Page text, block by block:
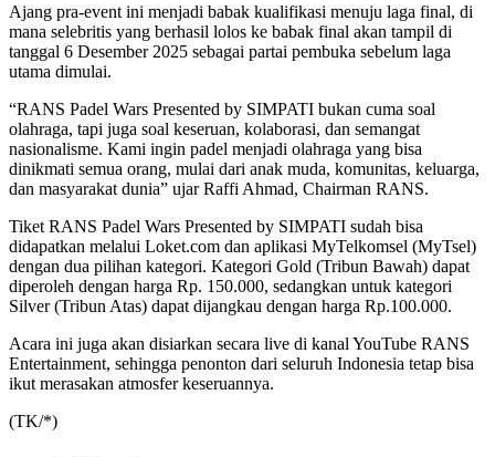
Ajang pra-event ini menjadi babak kualifikasi menuju laga final, di
mana selebritis yang berhasil lolos ke babak final akan tampil di
tanggal 6 Desember 2025 sebagai partai pembuka sebelum laga
utama dimulai.
“RANS Padel Wars Presented by SIMPATI bukan cuma soal
olahraga, tapi juga soal keseruan, kolaborasi, dan semangat
nasionalisme. Kami ingin padel menjadi olahraga yang bisa
dinikmati semua orang, mulai dari anak muda, komunitas, keluarga,
dan masyarakat dunia” ujar Raffi Ahmad, Chairman RANS.
Tiket RANS Padel Wars Presented by SIMPATI sudah bisa
didapatkan melalui Loket.com dan aplikasi MyTelkomsel (MyTsel)
dengan dua pilihan kategori. Kategori Gold (Tribun Bawah) dapat
diperoleh dengan harga Rp. 150.000, sedangkan untuk kategori
Silver (Tribun Atas) dapat dijangkau dengan harga Rp.100.000.
Acara ini juga akan disiarkan secara live di kanal YouTube RANS
Entertainment, sehingga penonton dari seluruh Indonesia tetap bisa
ikut merasakan atmosfer keseruannya.
(TK/*)